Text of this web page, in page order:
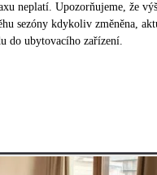
neplatí. Upozorňujeme, že
sezóny kdykoliv změněna,
do ubytovacího zařízení.